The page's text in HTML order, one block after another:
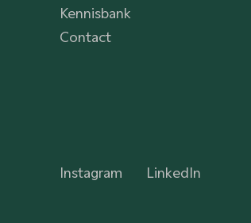
Kennisbank
Contact
Instagram LinkedIn